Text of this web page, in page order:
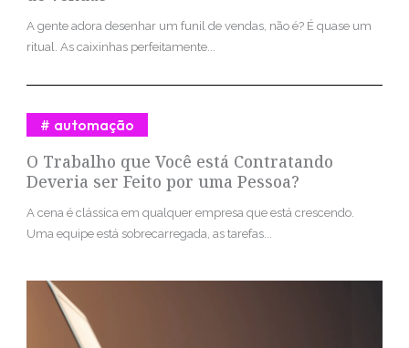
A gente adora desenhar um funil de vendas, não é? É quase um
ritual. As caixinhas perfeitamente...
O Trabalho que Você está Contratando
Deveria ser Feito por uma Pessoa?
automação
A cena é clássica em qualquer empresa que está crescendo.
Uma equipe está sobrecarregada, as tarefas...